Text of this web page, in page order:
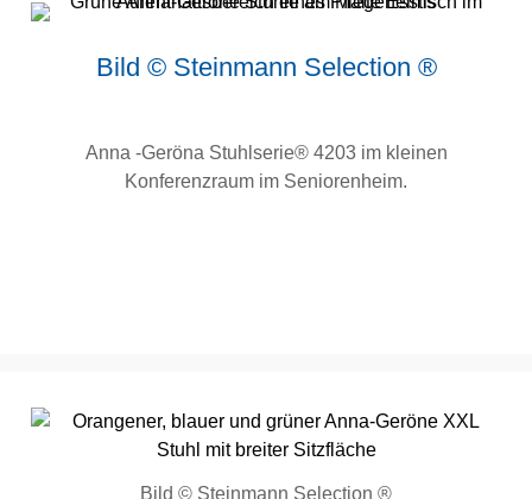
Bild © Steinmann Selection ®
Anna -Geröna Stuhlserie® 4203 im kleinen
Konferenzraum im Seniorenheim.
Bild © Steinmann Selection ®